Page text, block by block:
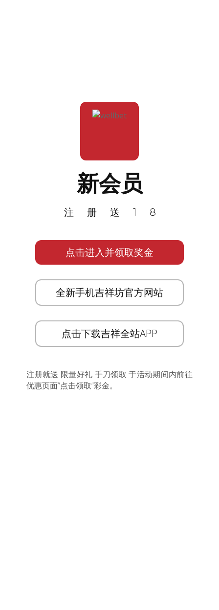
新会员
注册送18
点击进入并领取奖金
全新手机吉祥坊官方网站
点击下载吉祥全站APP
注册就送 限量好礼 手刀领取 于活动期间内前往
优惠页面”点击领取”彩金。